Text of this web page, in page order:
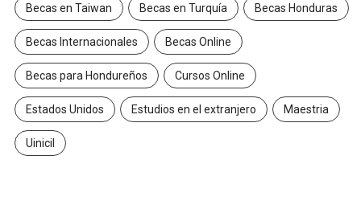
Becas en Taiwan Becas en Turquía Becas Honduras
Becas Internacionales Becas Online
Becas para Hondureños Cursos Online
Estados Unidos Estudios en el extranjero Maestria
Uinicil